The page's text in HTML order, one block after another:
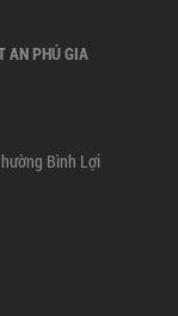
AN PHÚ GIA
Bình Lợi